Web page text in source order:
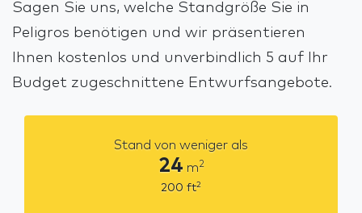
Sagen Sie uns, welche Standgröße Sie in
Peligros benötigen und wir präsentieren
Ihnen kostenlos und unverbindlich 5 auf Ihr
Budget zugeschnittene Entwurfsangebote.
Stand von weniger als
24 m2
200 ft2